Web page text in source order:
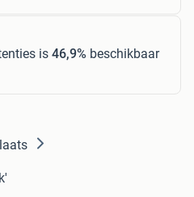
is 46,9% beschikbaar